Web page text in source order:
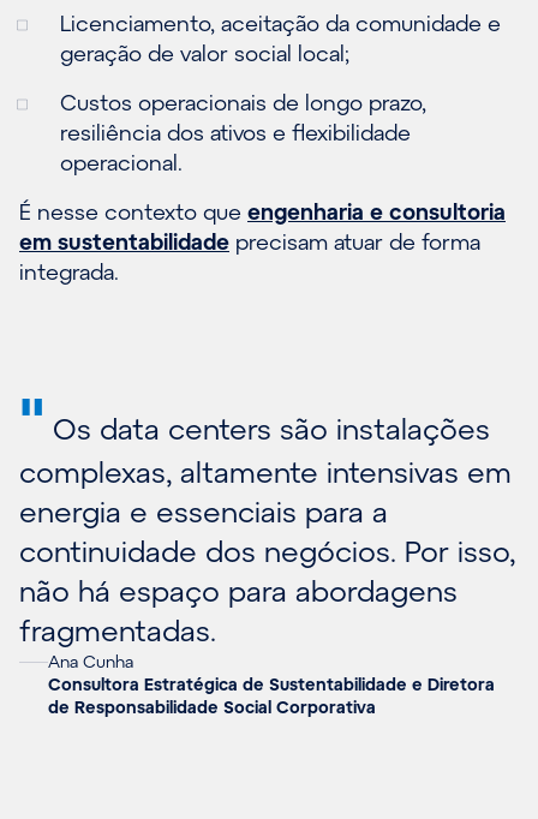
Licenciamento, aceitação da comunidade e
geração de valor social local;
Custos operacionais de longo prazo,
resiliência dos ativos e flexibilidade
operacional.
É nesse contexto que engenharia e consultoria
em sustentabilidade precisam atuar de forma
integrada.
" Os data centers são instalações
complexas, altamente intensivas em
energia e essenciais para a
continuidade dos negócios. Por isso,
não há espaço para abordagens
fragmentadas.
Ana Cunha
Consultora Estratégica de Sustentabilidade e Diretora
de Responsabilidade Social Corporativa